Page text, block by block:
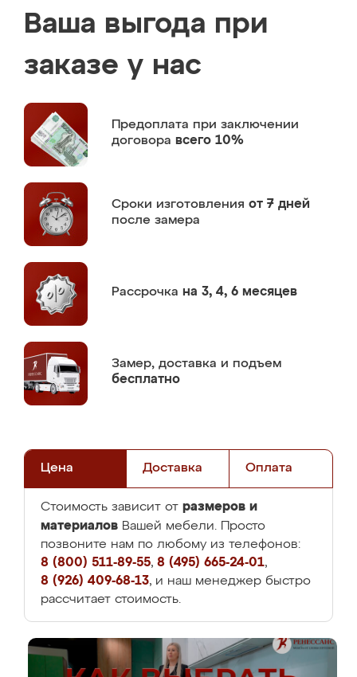
Ваша выгода при
заказе у нас
Предоплата при заключении
договора всего 10%
Сроки изготовления от 7 дней
после замера
Рассрочка на 3, 4, 6 месяцев
Замер, доставка и подъем
бесплатно
Цена Доставка Оплата
Стоимость зависит от размеров и
материалов Вашей мебели. Просто
позвоните нам по любому из телефонов:
8 (800) 511-89-55, 8 (495) 665-24-01,
8 (926) 409-68-13, и наш менеджер быстро
рассчитает стоимость.